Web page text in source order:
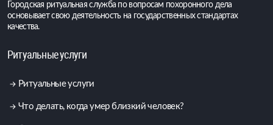
Городская ритуальная служба по вопросам похоронного дела
основывает свою деятельность на государственных стандартах
качества.
Ритуальные услуги
Ритуальные услуги
Что делать, когда умер близкий человек?